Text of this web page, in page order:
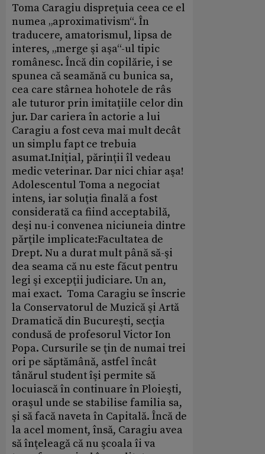
Toma Caragiu dispreţuia ceea ce el
numea „aproximativism“. În
traducere, amatorismul, lipsa de
interes, „merge şi aşa“-ul tipic
românesc. Încă din copilărie, i se
spunea că seamănă cu bunica sa,
cea care stârnea hohotele de râs
ale tuturor prin imitaţiile celor din
jur. Dar cariera în actorie a lui
Caragiu a fost ceva mai mult decât
un simplu fapt ce trebuia
asumat.Iniţial, părinţii îl vedeau
medic veterinar. Dar nici chiar aşa!
Adolescentul Toma a negociat
intens, iar soluţia finală a fost
considerată ca fiind acceptabilă,
deşi nu-i convenea niciuneia dintre
părţile implicate:Facultatea de
Drept. Nu a durat mult până să-şi
dea seama că nu este făcut pentru
legi şi excepţii judiciare. Un an,
mai exact. Toma Caragiu se înscrie
la Conservatorul de Muzică şi Artă
Dramatică din Bucureşti, secţia
condusă de profesorul Victor Ion
Popa. Cursurile se ţin de numai trei
ori pe săptămână, astfel încât
tânărul student îşi permite să
locuiască în continuare în Ploieşti,
oraşul unde se stabilise familia sa,
şi să facă naveta în Capitală. Încă de
la acel moment, însă, Caragiu avea
să înţeleagă că nu şcoala îi va